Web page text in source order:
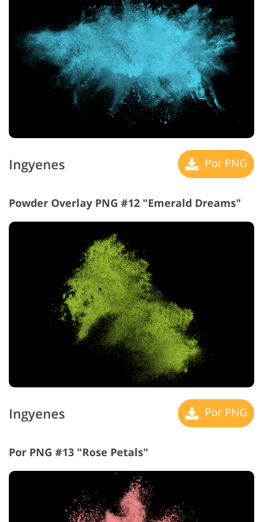
Ingyenes Por PNG
Powder Overlay PNG #12 "Emerald Dreams"
Ingyenes Por PNG
Por PNG #13 "Rose Petals"